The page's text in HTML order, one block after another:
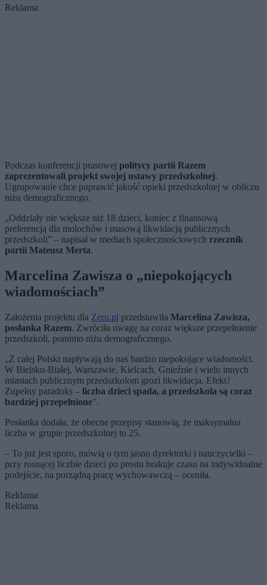
Reklama
Podczas konferencji prasowej politycy partii Razem
zaprezentowali projekt swojej ustawy przedszkolnej.
Ugrupowanie chce poprawić jakość opieki przedszkolnej w obliczu
niżu demograficznego.
„Oddziały nie większe niż 18 dzieci, koniec z finansową
preferencją dla molochów i masową likwidacją publicznych
przedszkoli” – napisał w mediach społecznościowych rzecznik
partii Mateusz Merta.
Marcelina Zawisza o „niepokojących
wiadomościach”
Założenia projektu dla Zero.pl przedstawiła Marcelina Zawisza,
posłanka Razem. Zwróciła uwagę na coraz większe przepełnienie
przedszkoli, pomimo niżu demograficznego.
„Z całej Polski napływają do nas bardzo niepokojące wiadomości.
W Bielsku-Białej, Warszawie, Kielcach, Gnieźnie i wielu innych
miastach publicznym przedszkolom grozi likwidacja. Efekt?
Zupełny paradoks – liczba dzieci spada, a przedszkola są coraz
bardziej przepełnione”.
Posłanka dodała, że obecne przepisy stanowią, że maksymalna
liczba w grupie przedszkolnej to 25.
– To już jest sporo, mówią o tym jasno dyrektorki i nauczycielki –
przy rosnącej liczbie dzieci po prostu brakuje czasu na indywidualne
podejście, na porządną pracę wychowawczą – oceniła.
Reklama
Reklama